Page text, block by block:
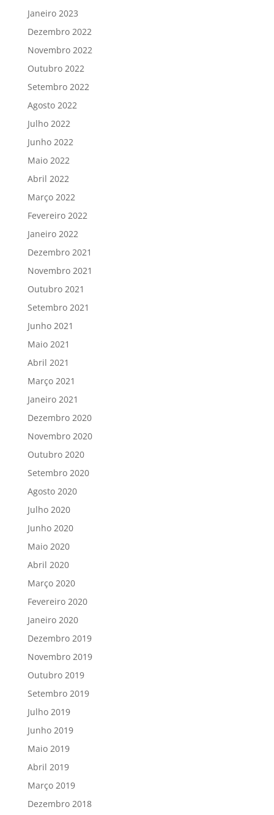
Janeiro 2023
Dezembro 2022
Novembro 2022
Outubro 2022
Setembro 2022
Agosto 2022
Julho 2022
Junho 2022
Maio 2022
Abril 2022
Março 2022
Fevereiro 2022
Janeiro 2022
Dezembro 2021
Novembro 2021
Outubro 2021
Setembro 2021
Junho 2021
Maio 2021
Abril 2021
Março 2021
Janeiro 2021
Dezembro 2020
Novembro 2020
Outubro 2020
Setembro 2020
Agosto 2020
Julho 2020
Junho 2020
Maio 2020
Abril 2020
Março 2020
Fevereiro 2020
Janeiro 2020
Dezembro 2019
Novembro 2019
Outubro 2019
Setembro 2019
Julho 2019
Junho 2019
Maio 2019
Abril 2019
Março 2019
Dezembro 2018